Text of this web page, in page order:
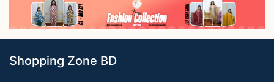
Shopping Zone BD